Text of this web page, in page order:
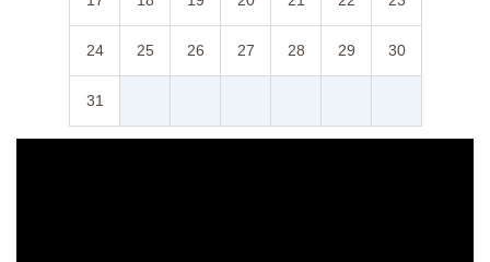
24 25 26 27 28 29 30
31